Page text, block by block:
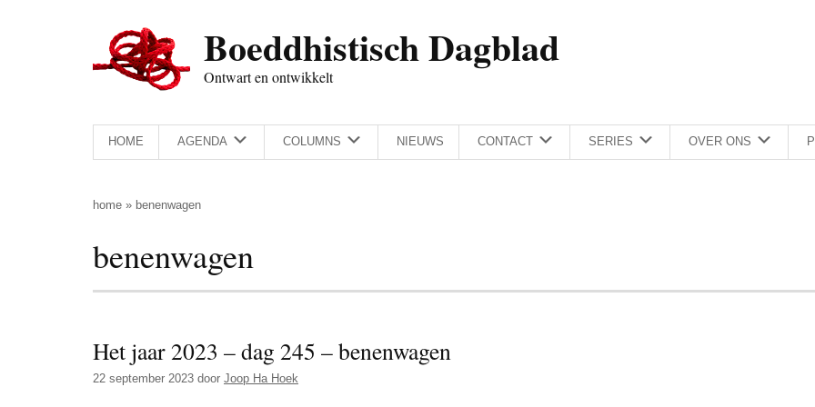
Boeddhistisch Dagblad
Ontwart en ontwikkelt
HOME AGENDA COLUMNS NIEUWS CONTACT SERIES OVER ONS
home » benenwagen
benenwagen
Het jaar 2023 – dag 245 – benenwagen
22 september 2023 door Joop Ha Hoek